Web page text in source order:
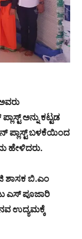
ಅನ್ನು ಕಟ್ಟಡ
ಪ್ಲಾಸ್ಟ್ ಬಳಕೆಯಿಂದ
ಹೇಳಿದರು.
ಶಾಸಕ ಬಿ.ಎಂ
ಎಸ್ ಪೂಜಾರಿ
ಉದ್ಯಮಕ್ಕೆ